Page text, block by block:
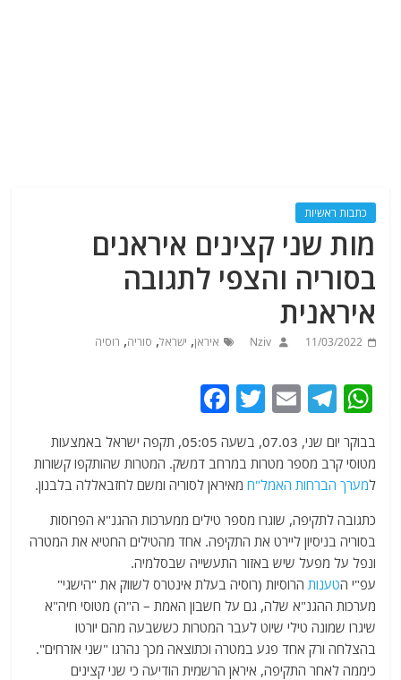
כתבות ראשיות
מות שני קצינים איראנים
בסוריה והצפי לתגובה
איראנית
11/03/2022
Nziv איראן, ישראל, סוריה, רוסיה
W
at
s
A
p
p
T
e
g
ra
m
E
ai
l
T
itt
er
c
e
b
o
o
k
בבוקר יום שני, 07.03, בשעה 05:05, תקפה ישראל באמצעות
מטוסי קרב מספר מטרות במרחב דמשק. המטרות שהותקפו קשורות
למערך הברחות האמל"ח מאיראן לסוריה ומשם לחזבאללה בלבנון.
כתגובה לתקיפה, שוגרו מספר טילים ממערכות ההגנ"א הפרוסות
בסוריה בניסיון ליירט את התקיפה. אחד מהטילים החטיא את המטרה
ונפל על מפעל שיש באזור התעשייה שבסלמיה.
עפ"י הטענות הרוסיות (רוסיה בעלת אינטרס לשווק את "הישגי"
מערכות ההגנ"א שלה, גם על חשבון האמת – ה"ה) מטוסי חיה"א
שיגרו שמונה טילי שיוט לעבר המטרות כששבעה מהם יורטו
בהצלחה ורק אחד פגע במטרה וכתוצאה מכך נהרגו "שני אזרחים".
כיממה לאחר התקיפה, איראן הרשמית הודיעה כי שני קצינים